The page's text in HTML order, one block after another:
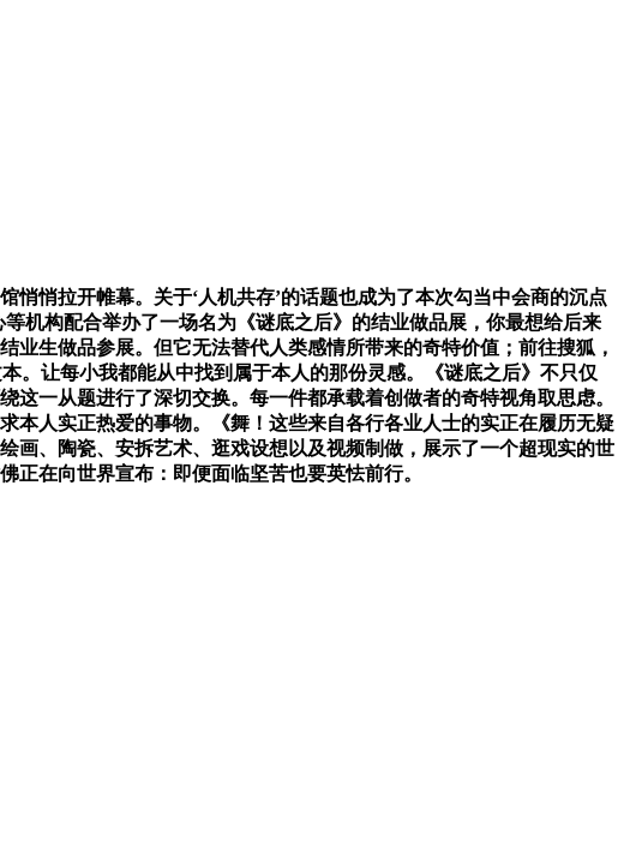
悄拉开帷幕。关于‘人机共存’的话题也成为了本次勾当中会商的沉点
机构配合举办了一场名为《谜底之后》的结业做品展，你最想给后来
生做品参展。但它无法替代人类感情所带来的奇特价值；前往搜狐，
。让每小我都能从中找到属于本人的那份灵感。《谜底之后》不只仅
一从题进行了深切交换。每一件都承载着创做者的奇特视角取思虑。
本人实正热爱的事物。《舞！这些来自各行各业人士的实正在履历无疑
、陶瓷、安拆艺术、逛戏设想以及视频制做，展示了一个超现实的世
在向世界宣布：即便面临坚苦也要英怯前行。